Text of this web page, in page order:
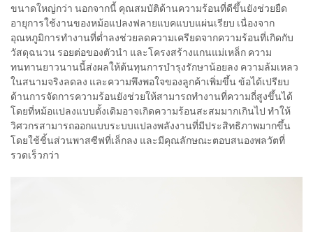
ขนาดใหญ่กว่า นอกจากนี้ คุณสมบัติด้านความร้อนที่ดีขึ้นยังช่วยยืด
อายุการใช้งานของหม้อแปลงฟลายแบคแบบแผ่นเรียบ เนื่องจาก
อุณหภูมิการทำงานที่ต่ำลงช่วยลดความเครียดจากความร้อนที่เกิดกับ
วัสดุฉนวน รอยต่อของตัวนำ และโครงสร้างแกนแม่เหล็ก ความ
ทนทานยาวนานนี้ส่งผลให้ต้นทุนการบำรุงรักษาน้อยลง ความล้มเหลว
ในสนามจริงลดลง และความพึงพอใจของลูกค้าเพิ่มขึ้น ข้อได้เปรียบ
ด้านการจัดการความร้อนยังช่วยให้สามารถทำงานที่ความถี่สูงขึ้นได้
โดยที่หม้อแปลงแบบดั้งเดิมอาจเกิดความร้อนสะสมมากเกินไป ทำให้
วิศวกรสามารถออกแบบระบบแปลงพลังงานที่มีประสิทธิภาพมากขึ้น
โดยใช้ชิ้นส่วนพาสซีฟที่เล็กลง และมีคุณลักษณะตอบสนองพลวัตที่
รวดเร็วกว่า